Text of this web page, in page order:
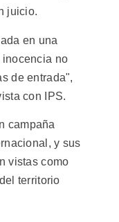
juicio.
en una
no
de entrada",
con IPS.
campaña
y sus
vistas como
territorio